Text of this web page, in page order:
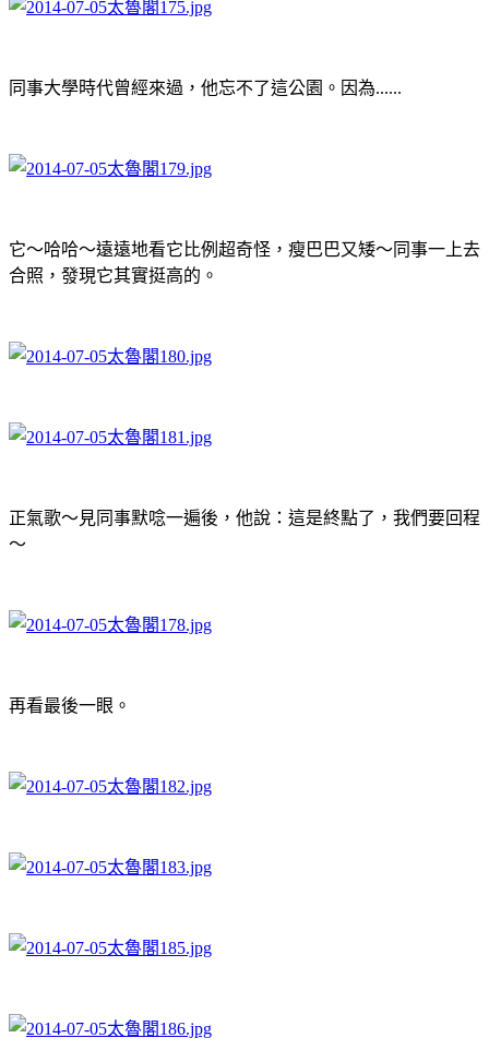
同事大學時代曾經來過，他忘不了這公園。因為......
它～哈哈～遠遠地看它比例超奇怪，瘦巴巴又矮～同事一上去
合照，發現它其實挺高的。
正氣歌～見同事默唸一遍後，他說：這是終點了，我們要回程
～
再看最後一眼。